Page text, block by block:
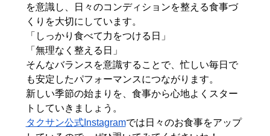
を意識し、日々のコンディションを整える食事づ
くりを大切にしています。
「しっかり食べて力をつける日」
「無理なく整える日」
そんなバランスを意識することで、忙しい毎日で
も安定したパフォーマンスにつながります。
新しい季節の始まりを、食事から心地よくスター
トしていきましょう。
タクサン公式Instagramでは日々のお食事をアップ